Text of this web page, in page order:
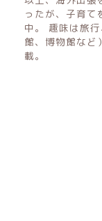
ったが、子育て
中。 趣味は旅
館、博物館など
載。